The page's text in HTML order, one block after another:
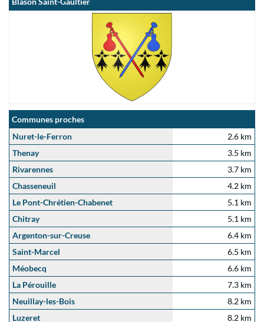
Communes proches
Nuret-le-Ferron
2.6 km
Thenay
3.5 km
Rivarennes
3.7 km
Chasseneuil
4.2 km
Le Pont-Chrétien-Chabenet
5.1 km
Chitray
5.1 km
Argenton-sur-Creuse
6.4 km
Saint-Marcel
6.5 km
Méobecq
6.6 km
La Pérouille
7.3 km
Neuillay-les-Bois
8.2 km
Luzeret
8.2 km